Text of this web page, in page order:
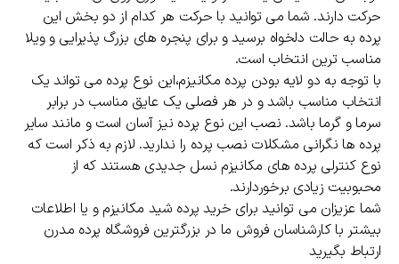
حرکت دارند. شما می توانید با حرکت هر کدام از دو بخش این
پرده به حالت دلخواه برسید و برای پنجره های بزرگ پذیرایی و ویلا
مناسب ترین انتخاب است.
با توجه به دو لایه بودن پرده مکانیزم،این نوع پرده می تواند یک
انتخاب مناسب باشد و در هر فصلی یک عایق مناسب در برابر
سرما و گرما باشد. نصب این نوع پرده نیز آسان است و مانند سایر
پرده ها نگرانی مشکلات نصب پرده را ندارید. لازم به ذکر است که
نوع کنترلی پرده های مکانیزم نسل جدیدی هستند که از
محبوبیت زیادی برخوردارند.
شما عزیزان می توانید برای خرید پرده شید مکانیزم و یا اطلاعات
بیشتر با کارشناسان فروش ما در بزرگترین فروشگاه پرده مدرن
ارتباط بگیرید